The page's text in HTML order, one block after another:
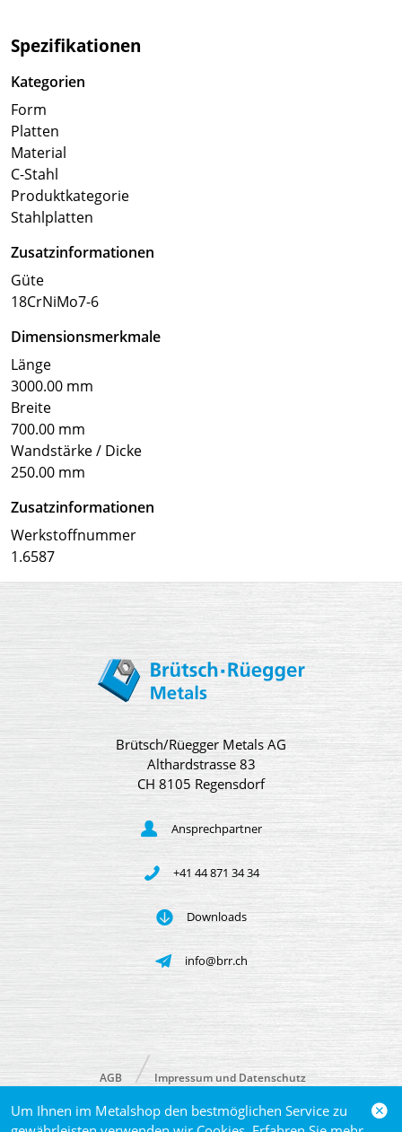
Um Ihnen im Metalshop den bestmöglichen Service zu
Spezifikationen
Kategorien
Form
Platten
Material
C-Stahl
Produktkategorie
Stahlplatten
Zusatzinformationen
Güte
18CrNiMo7-6
Dimensionsmerkmale
Länge
3000.00 mm
Breite
700.00 mm
Wandstärke / Dicke
250.00 mm
Zusatzinformationen
Werkstoffnummer
1.6587
Brütsch/Rüegger Metals AG
Althardstrasse 83
CH 8105 Regensdorf
Ansprechpartner
+41 44 871 34 34
Downloads
info@brr.ch
© 2026 Brütsch/Rüegger Metals AG
AGB Impressum und Datenschutz